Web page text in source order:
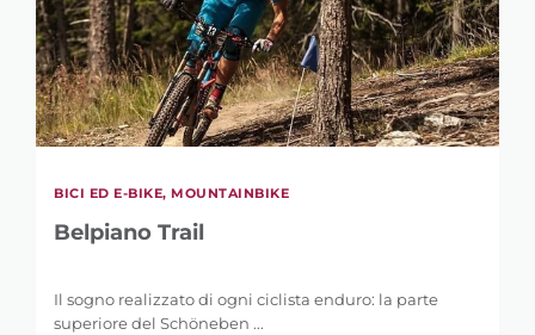
BICI ED E-BIKE, MOUNTAINBIKE
Belpiano Trail
Il sogno realizzato di ogni ciclista enduro: la parte
superiore del Schöneben ...